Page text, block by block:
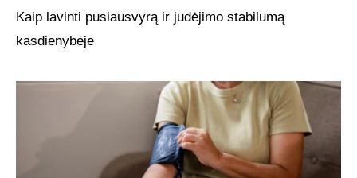
Kaip lavinti pusiausvyrą ir judėjimo stabilumą
kasdienybėje